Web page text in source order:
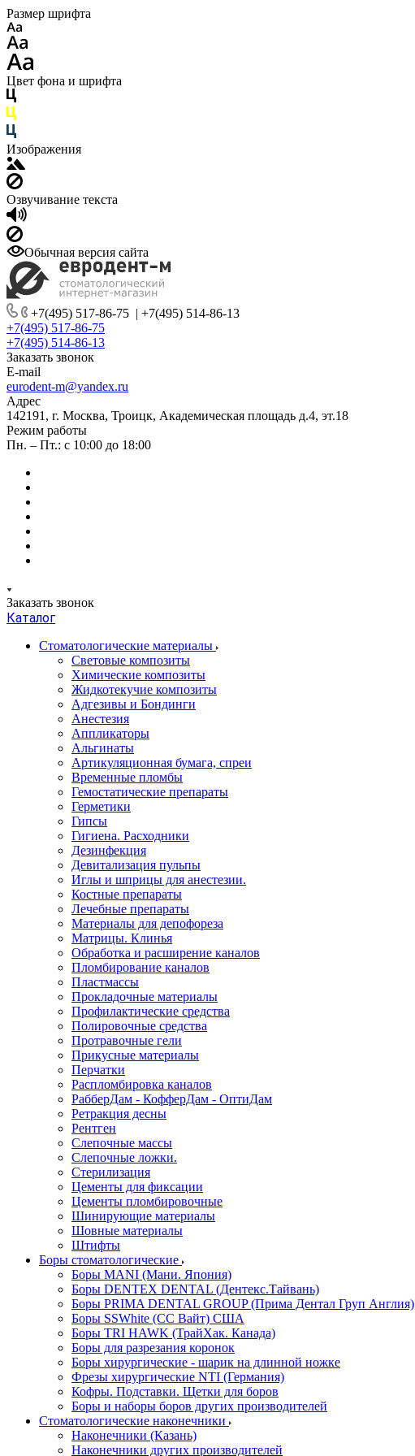
Размер шрифта
Цвет фона и шрифта
Изображения
Озвучивание текста
Обычная версия сайта
+7(495) 517-86-75 | +7(495) 514-86-13
+7(495) 517-86-75
+7(495) 514-86-13
Заказать звонок
E-mail
eurodent-m@yandex.ru
Адрес
142191, г. Москва, Троицк, Академическая площадь д.4, эт.18
Режим работы
Пн. – Пт.: с 10:00 до 18:00
Заказать звонок
Каталог
Стоматологические материалы
Световые композиты
Химические композиты
Жидкотекучие композиты
Адгезивы и Бондинги
Анестезия
Аппликаторы
Альгинаты
Артикуляционная бумага, спреи
Временные пломбы
Гемостатические препараты
Герметики
Гипсы
Гигиена. Расходники
Дезинфекция
Девитализация пульпы
Иглы и шприцы для анестезии.
Костные препараты
Лечебные препараты
Материалы для депофореза
Матрицы. Клинья
Обработка и расширение каналов
Пломбирование каналов
Пластмассы
Прокладочные материалы
Профилактические средства
Полировочные средства
Протравочные гели
Прикусные материалы
Перчатки
Распломбировка каналов
РабберДам - КофферДам - ОптиДам
Ретракция десны
Рентген
Слепочные массы
Слепочные ложки.
Стерилизация
Цементы для фиксации
Цементы пломбировочные
Шинирующие материалы
Шовные материалы
Штифты
Боры стоматологические
Боры MANI (Мани. Япония)
Боры DENTEX DENTAL (Дентекс.Тайвань)
Боры PRIMA DENTAL GROUP (Прима Дентал Груп Англия)
Боры SSWhite (СС Вайт) США
Боры TRI HAWK (ТрайХак. Канада)
Боры для разрезания коронок
Боры хирургические - шарик на длинной ножке
Фрезы хирургические NTI (Германия)
Кофры. Подставки. Щетки для боров
Боры и наборы боров других производителей
Стоматологические наконечники
Наконечники (Казань)
Наконечники других производителей